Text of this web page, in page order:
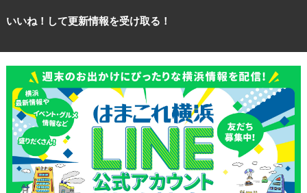
いいね！して更新情報を受け取る！
観光ガイド
ランキング